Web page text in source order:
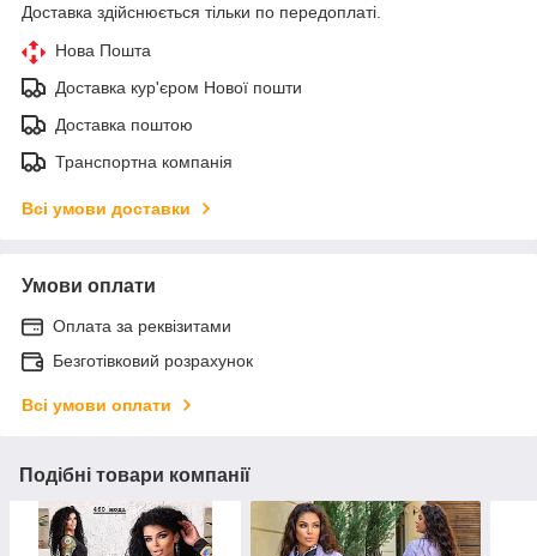
Доставка здійснюється тільки по передоплаті.
Нова Пошта
Доставка кур'єром Нової пошти
Доставка поштою
Транспортна компанія
Всі умови доставки
Умови оплати
Оплата за реквізитами
Безготівковий розрахунок
Всі умови оплати
Подібні товари компанії